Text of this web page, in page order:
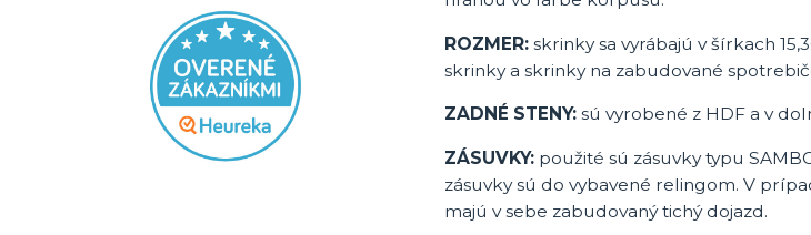
ROZMER: skrinky sa vyrábajú v šírkach
skrinky a skrinky na zabudované
ZADNÉ STENY: sú vyrobené z HDF a v
ZÁSUVKY: použité sú zásuvky typu
zásuvky sú do vybavené relingom. V
majú v sebe zabudovaný tichý dojazd.